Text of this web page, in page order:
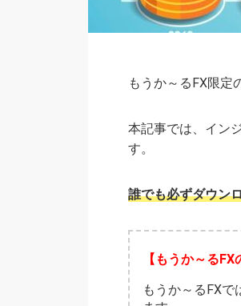
もうか～るFX限定
本記事では、イン
す。
誰でも必ずダウン
【もうか～る
もうか～るFX